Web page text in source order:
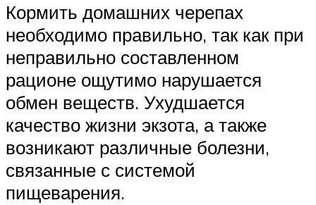
Кормить домашних черепах
необходимо правильно, так как при
неправильно составленном
рационе ощутимо нарушается
обмен веществ. Ухудшается
качество жизни экзота, а также
возникают различные болезни,
связанные с системой
пищеварения.